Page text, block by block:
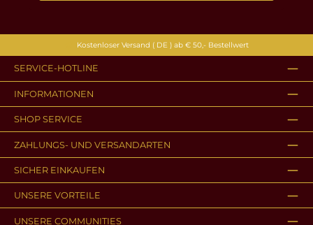
Kostenloser Versand ( DE ) ab € 50,- Bestellwert
SERVICE-HOTLINE
INFORMATIONEN
SHOP SERVICE
ZAHLUNGS- UND VERSANDARTEN
SICHER EINKAUFEN
UNSERE VORTEILE
UNSERE COMMUNITIES